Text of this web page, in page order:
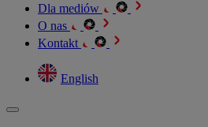
Dla mediów
O nas
Kontakt
English